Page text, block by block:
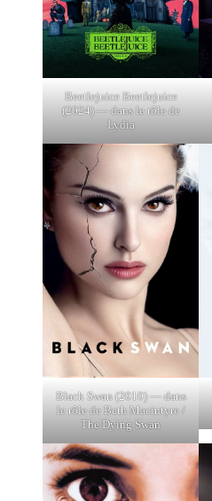
Beetlejuice Beetlejuice
(2024) — dans le rôle de
Lydia
Black Swan (2010) — dans
le rôle de Beth Macintyre /
The Dying Swan